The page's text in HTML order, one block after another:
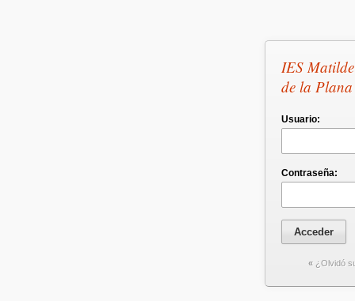
IES
de la Plana
Usuario:
Contraseña:
«¿Olvidó